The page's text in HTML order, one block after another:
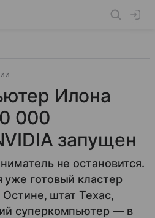
Илона
000
запущен
не остановится.
готовый кластер
штат Техас,
суперкомпьютер — в